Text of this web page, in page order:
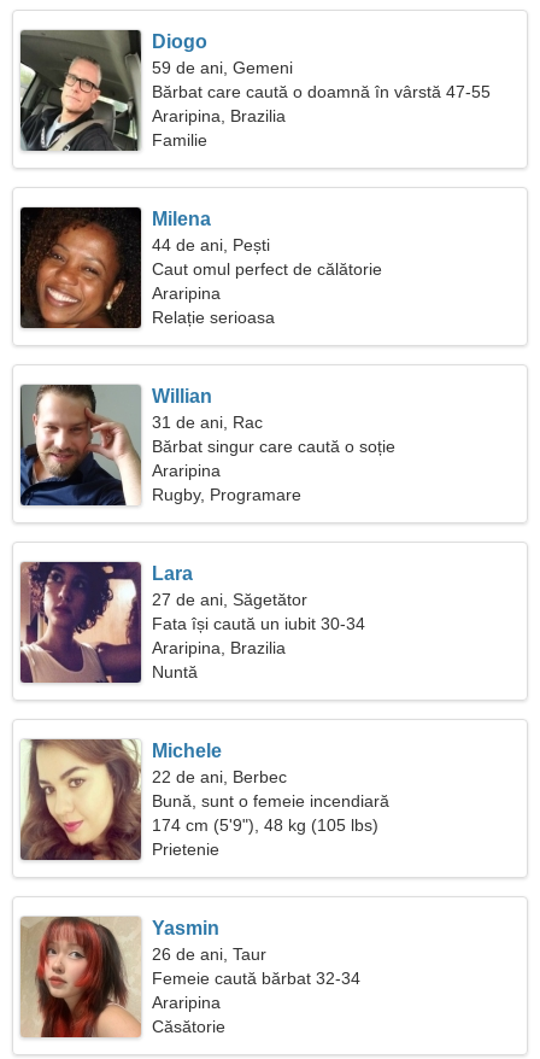
Diogo
59 de ani, Gemeni
Bărbat care caută o doamnă în vârstă 47-55
Araripina, Brazilia
Familie
Milena
44 de ani, Pești
Caut omul perfect de călătorie
Araripina
Relație serioasa
Willian
31 de ani, Rac
Bărbat singur care caută o soție
Araripina
Rugby, Programare
Lara
27 de ani, Săgetător
Fata își caută un iubit 30-34
Araripina, Brazilia
Nuntă
Michele
22 de ani, Berbec
Bună, sunt o femeie incendiară
174 cm (5'9"), 48 kg (105 lbs)
Prietenie
Yasmin
26 de ani, Taur
Femeie caută bărbat 32-34
Araripina
Căsătorie